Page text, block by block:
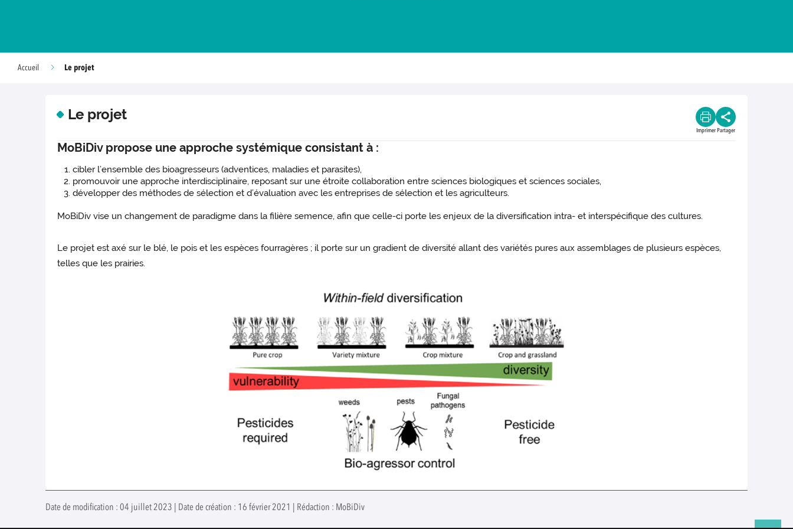
Accueil Le projet
Le projet
Imprimer Partager
MoBiDiv propose une approche systémique consistant à :
cibler l’ensemble des bioagresseurs (adventices, maladies et parasites),
promouvoir une approche interdisciplinaire, reposant sur une étroite collaboration entre sciences biologiques et sciences sociales,
développer des méthodes de sélection et d’évaluation avec les entreprises de sélection et les agriculteurs.
MoBiDiv vise un changement de paradigme dans la filière semence, afin que celle-ci porte les enjeux de la diversification intra- et interspécifique des cultures.
Le projet est axé sur le blé, le pois et les espèces fourragères ; il porte sur un gradient de diversité allant des variétés pures aux assemblages de plusieurs espèces,
telles que les prairies.
Date de modification : 04 juillet 2023 | Date de création : 16 février 2021 | Rédaction : MoBiDiv